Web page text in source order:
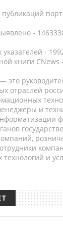
-
-
книги CNews -
это
отраслей
и
и